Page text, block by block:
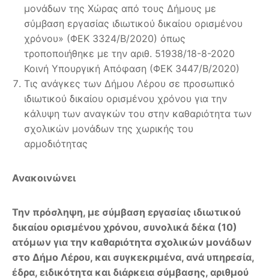
μονάδων της Χώρας από τους Δήμους με
σύμβαση εργασίας ιδιωτικού δικαίου ορισμένου
χρόνου» (ΦΕΚ 3324/Β/2020) όπως
τροποποιήθηκε με την αριθ. 51938/18-8-2020
Κοινή Υπουργική Απόφαση (ΦΕΚ 3447/Β/2020)
Τις ανάγκες των Δήμου Λέρου σε προσωπικό
ιδιωτικού δικαίου ορισμένου χρόνου για την
κάλυψη των αναγκών του στην καθαριότητα των
σχολικών μονάδων της χωρικής του
αρμοδιότητας
Ανακοινώνει
Την πρόσληψη, με σύμβαση εργασίας ιδιωτικού
δικαίου ορισμένου χρόνου, συνολικά δέκα (10)
ατόμων για την καθαριότητα σχολικών μονάδων
στο Δήμο Λέρου, και συγκεκριμένα, ανά υπηρεσία,
έδρα, ειδικότητα και διάρκεια σύμβασης, αριθμού